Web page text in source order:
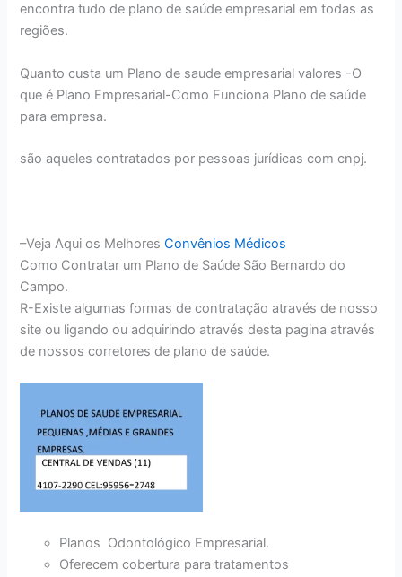
encontra tudo de plano de saúde empresarial em todas as
regiões.
Quanto custa um Plano de saude empresarial valores -O
que é Plano Empresarial-Como Funciona Plano de saúde
para empresa.
são aqueles contratados por pessoas jurídicas com cnpj.
–Veja Aqui os MelhoresConvênios Médicos
Como Contratar um Plano de Saúde São Bernardo do
Campo.
R-Existe algumas formas de contratação através de nosso
site ou ligando ou adquirindo através desta pagina através
de nossos corretores de plano de saúde.
Planos Odontológico Empresarial.
Oferecem cobertura para tratamentos